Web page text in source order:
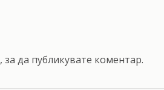
, за да публикувате коментар.